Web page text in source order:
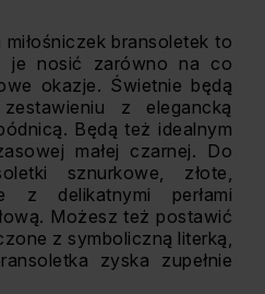
bransoletek to
je nosić zarówno na co
okazje. Świetnie będą
z elegancką
Będą też idealnym
małej czarnej. Do
sznurkowe, złote,
z delikatnymi perłami
Możesz też postawić
z symboliczną literką,
zyska zupełnie